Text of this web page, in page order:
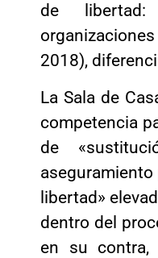
de
2018),
La Sala de
competencia
de
libertad»
dentro del
en su contra,